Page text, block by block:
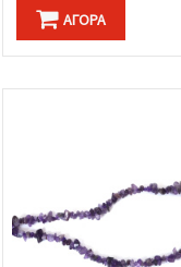
ΑΓΟΡΆ